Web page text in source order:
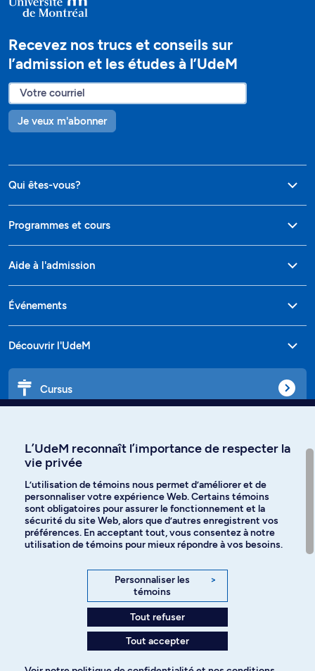
Recevez nos trucs et conseils sur
l’admission et les études à l’UdeM
Je veux m'abonner
Qui êtes-vous?
Programmes et cours
Aide à l'admission
Événements
Découvrir l'UdeM
Cursus
Langues
Facebook Instagram
YouTube
Politique de confidentialité
L’UdeM reconnaît l’importance de respecter la
vie privée
L’utilisation de témoins nous permet d’améliorer et de
personnaliser votre expérience Web. Certains témoins
sont obligatoires pour assurer le fonctionnement et la
sécurité du site Web, alors que d’autres enregistrent vos
préférences. En acceptant tout, vous consentez à notre
utilisation de témoins pour mieux répondre à vos besoins.
Personnaliser les
témoins
>
Tout refuser
Tout accepter